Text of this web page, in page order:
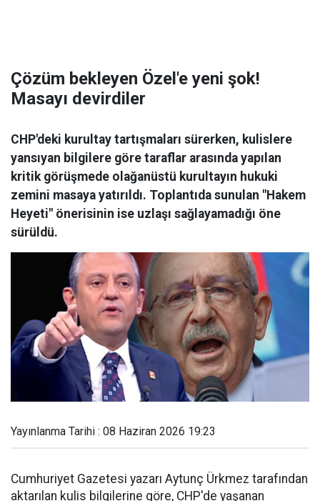
Çözüm bekleyen Özel'e yeni şok!
Masayı devirdiler
CHP'deki kurultay tartışmaları sürerken, kulislere
yansıyan bilgilere göre taraflar arasında yapılan
kritik görüşmede olağanüstü kurultayın hukuki
zemini masaya yatırıldı. Toplantıda sunulan "Hakem
Heyeti" önerisinin ise uzlaşı sağlayamadığı öne
sürüldü.
Yayınlanma Tarihi : 08 Haziran 2026 19:23
Cumhuriyet Gazetesi yazarı Aytunç Ürkmez tarafından
aktarılan kulis bilgilerine göre, CHP'de yaşanan